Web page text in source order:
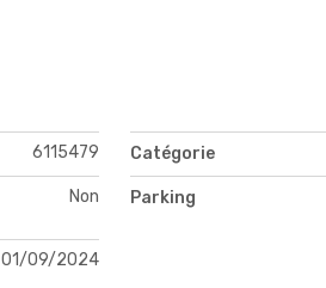
6115479 Catégorie
Non Parking
01/09/2024